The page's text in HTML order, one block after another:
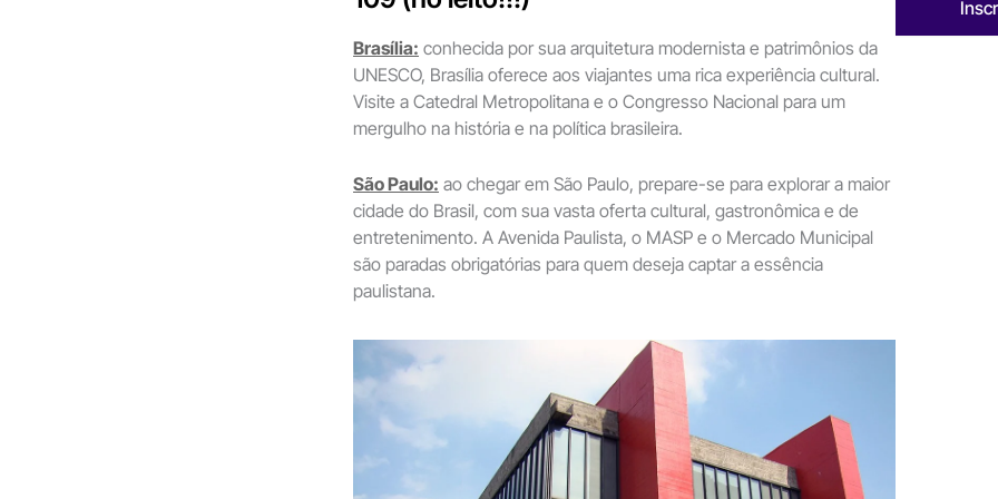
Brasília: conhecida por sua arquitetura modernista e patrimônios da
UNESCO, Brasília oferece aos viajantes uma rica experiência cultural.
Visite a Catedral Metropolitana e o Congresso Nacional para um
mergulho na história e na política brasileira.
São Paulo: ao chegar em São Paulo, prepare-se para explorar a maior
cidade do Brasil, com sua vasta oferta cultural, gastronômica e de
entretenimento. A Avenida Paulista, o MASP e o Mercado Municipal
são paradas obrigatórias para quem deseja captar a essência
paulistana.